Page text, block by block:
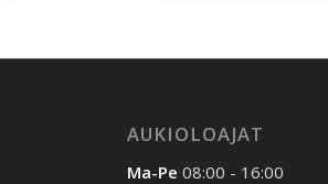
AUKIOLOAJAT
Ma-Pe 08:00 - 16:00